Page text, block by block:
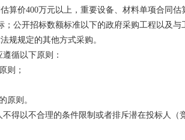
算价400万元以上，重要设备、材料单项合同
；公开招标数额标准以下的政府采购工程以及
规规定的其他方式采购。
循以下原则：
则；
原则。
得以不合理的条件限制或者排斥潜在投标人